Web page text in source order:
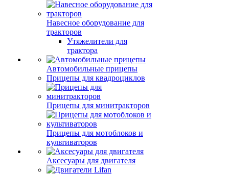
Навесное оборудование для
тракторов
Утяжелители для
трактора
Автомобильные прицепы
Прицепы для квадроциклов
Прицепы для минитракторов
Прицепы для мотоблоков и
культиваторов
Аксесуары для двигателя